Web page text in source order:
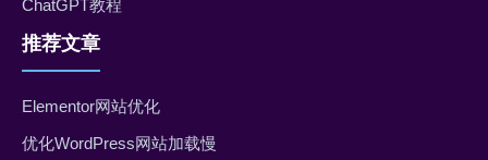
ChatGPT教程
推荐文章
Elementor网站优化
优化WordPress网站加载慢